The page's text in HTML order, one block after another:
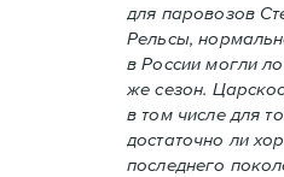
для паровозов
Рельсы,
в России могли
же сезон.
в том числе для
достаточно ли
последнего